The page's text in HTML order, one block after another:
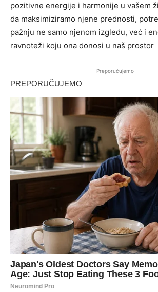
pozitivne energije i harmonije u vašem
da maksimiziramo njene prednosti,
pažnju ne samo njenom izgledu, već i
ravnoteži koju ona donosi u naš prostor
Preporučujemo